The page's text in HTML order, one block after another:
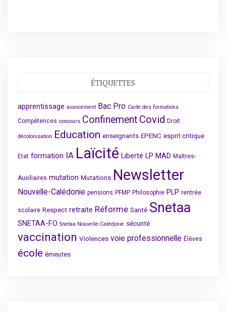
ÉTIQUETTES
apprentissage avancement Bac Pro Carte des formations
Compétences concours Confinement Covid Droit
décolonisation Education enseignants EPENC esprit critique
Etat formation IA Laïcité Liberté LP MAD Maîtres-
Auxiliaires mutation Mutations Newsletter
Nouvelle-Calédonie pensions PFMP Philosophie PLP rentrée
scolaire Respect retraite Réforme Santé Snetaa
SNETAA-FO Snetaa Nouvelle-Calédonie sécurité
vaccination Violences voie professionnelle Élèves
école émeutes